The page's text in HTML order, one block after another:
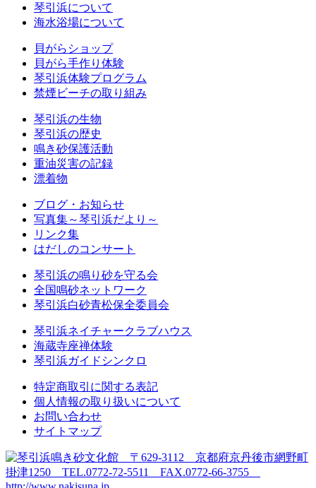
琴引浜について
海水浴場について
貝がらショップ
貝がら手作り体験
琴引浜体験プログラム
禁煙ビーチの取り組み
琴引浜の生物
琴引浜の歴史
鳴き砂保護活動
重油災害の記録
漂着物
ブログ・お知らせ
写真集～琴引浜だより～
リンク集
はだしのコンサート
琴引浜の鳴り砂を守る会
全国鳴砂ネットワーク
琴引浜白砂青松保全委員会
琴引浜ネイチャークラブハウス
海蔵寺座禅体験
琴引浜ガイドシンクロ
特定商取引に関する表記
個人情報の取り扱いについて
お問い合わせ
サイトマップ